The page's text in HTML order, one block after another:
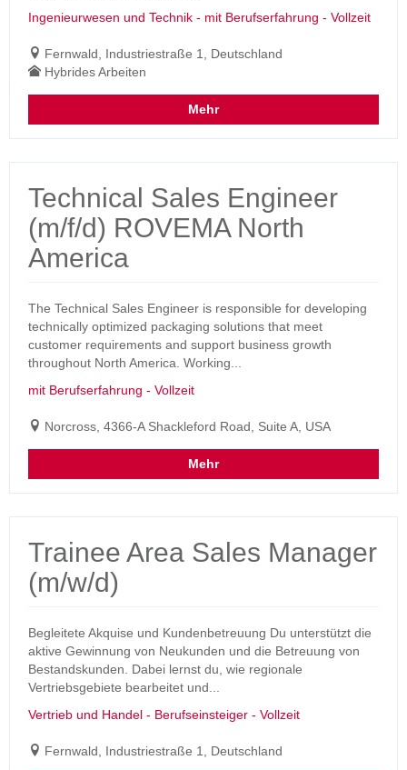
Ingenieurwesen und Technik - mit Berufserfahrung - Vollzeit
Fernwald, Industriestraße 1, Deutschland
Hybrides Arbeiten
Mehr
Technical Sales Engineer
(m/f/d) ROVEMA North
America
The Technical Sales Engineer is responsible for developing
technically optimized packaging solutions that meet
customer requirements and support business growth
throughout North America. Working...
mit Berufserfahrung - Vollzeit
Norcross, 4366-A Shackleford Road, Suite A, USA
Mehr
Trainee Area Sales Manager
(m/w/d)
Begleitete Akquise und Kundenbetreuung Du unterstützt die
aktive Gewinnung von Neukunden und die Betreuung von
Bestandskunden. Dabei lernst du, wie regionale
Vertriebsgebiete bearbeitet und...
Vertrieb und Handel - Berufseinsteiger - Vollzeit
Fernwald, Industriestraße 1, Deutschland